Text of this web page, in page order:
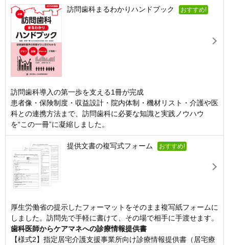
訪問歯科まるわかりハンドブック おすすめ!
訪問歯科導入の第一歩を支える1冊が完成
患者像・保険制度・収益設計・院内体制・機材リスト・介護や医
科との連携方法まで、訪問歯科に必要な知識と実践ノウハウ
を“この一冊”に凝縮しました。
提供文書の複写式フォーム おすすめ!
厚生労働省の提示したフォーマットをそのまま複写紙フォームに
しました。訪問先で手軽に書けて、その場で相手に手渡せます。
歯科医師からケアマネへの診療情報提供書
【様式2】指定居宅介護支援事業所向け診療情報提供書（居宅療